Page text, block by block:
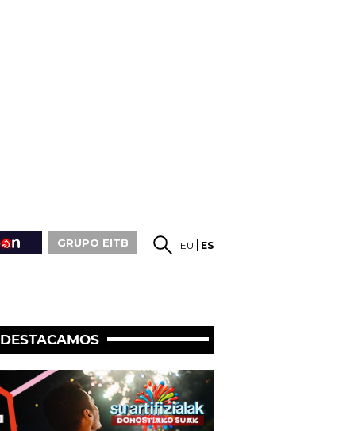
GRUPO EITB EU ES
DESTACAMOS